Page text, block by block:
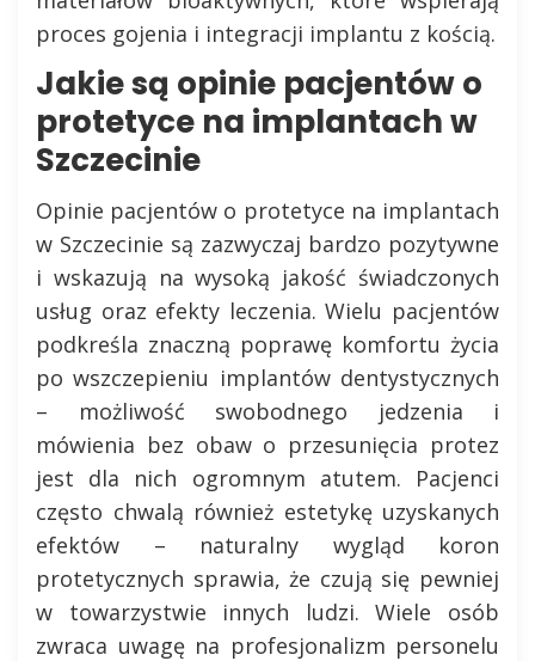
proces gojenia i integracji implantu z kością.
Jakie są opinie pacjentów o
protetyce na implantach w
Szczecinie
Opinie pacjentów o protetyce na implantach
w Szczecinie są zazwyczaj bardzo pozytywne
i wskazują na wysoką jakość świadczonych
usług oraz efekty leczenia. Wielu pacjentów
podkreśla znaczną poprawę komfortu życia
po wszczepieniu implantów dentystycznych
– możliwość swobodnego jedzenia i
mówienia bez obaw o przesunięcia protez
jest dla nich ogromnym atutem. Pacjenci
często chwalą również estetykę uzyskanych
efektów – naturalny wygląd koron
protetycznych sprawia, że czują się pewniej
w towarzystwie innych ludzi. Wiele osób
zwraca uwagę na profesjonalizm personelu